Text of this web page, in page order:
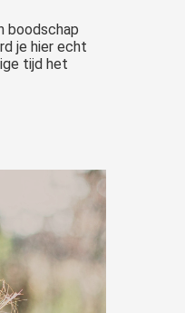
boodschap
je hier echt
tijd het